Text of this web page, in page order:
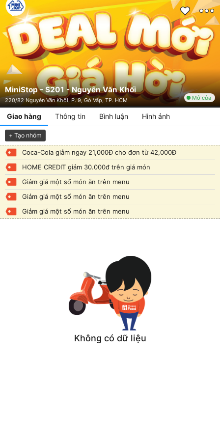
MiniStop - S201 - Nguyễn Văn Khối
220/82 Nguyễn Văn Khối, P. 9, Gò Vấp, TP. HCM Mở cửa
Giao hàng Thông tin Bình luận Hình ảnh
+ Tạo nhóm
Coca-Cola giảm ngay 21,000Đ cho đơn từ 42,000Đ
HOME CREDIT giảm 30.000đ trên giá món
Giảm giá một số món ăn trên menu
Giảm giá một số món ăn trên menu
Giảm giá một số món ăn trên menu
Không có dữ liệu